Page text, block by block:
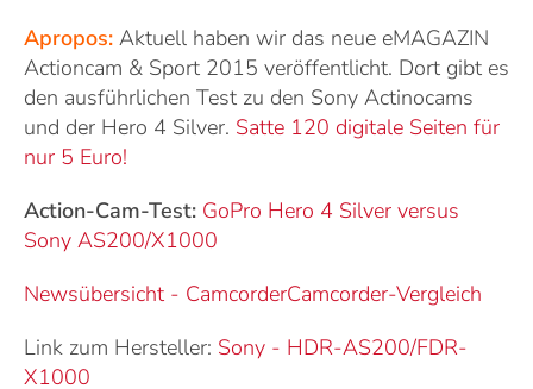
Apropos: Aktuell haben wir das neue eMAGAZIN
Actioncam & Sport 2015 veröffentlicht. Dort gibt es
den ausführlichen Test zu den Sony Actinocams
und der Hero 4 Silver. Satte 120 digitale Seiten für
nur 5 Euro!
Action-Cam-Test: GoPro Hero 4 Silver versus
Sony AS200/X1000
Newsübersicht - CamcorderCamcorder-Vergleich
Link zum Hersteller: Sony - HDR-AS200/FDR-
X1000